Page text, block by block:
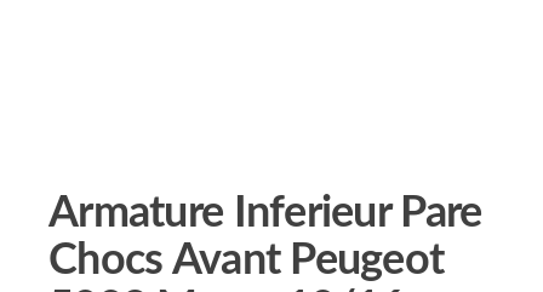
Armature Inferieur Pare
Chocs Avant Peugeot